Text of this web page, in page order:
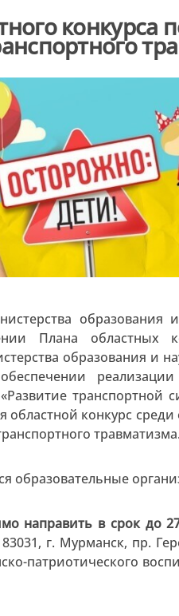
конкурса
Плана областных
образования и
реализации
транспортной
областной конкурс
травматизма.
образовательные
направить в срок до
г. Мурманск, пр.
патриотического